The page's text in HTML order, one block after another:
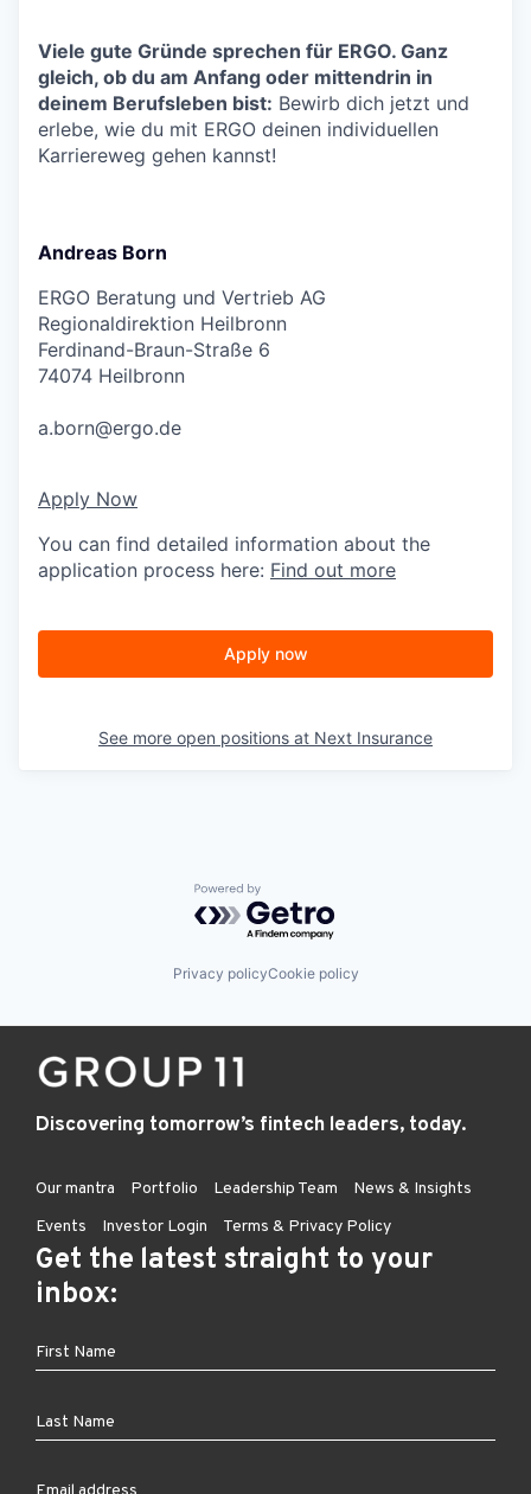
Viele gute Gründe sprechen für ERGO. Ganz
gleich, ob du am Anfang oder mittendrin in
deinem Berufsleben bist: Bewirb dich jetzt und
erlebe, wie du mit ERGO deinen individuellen
Karriereweg gehen kannst!
Andreas Born
ERGO Beratung und Vertrieb AG
Regionaldirektion Heilbronn
Ferdinand-Braun-Straße 6
74074 Heilbronn
a.born@ergo.de
Apply Now
You can find detailed information about the
application process here: Find out more
Apply now
See more open positions at Next Insurance
Powered by Getro.com
Privacy policyCookie policy
Discovering tomorrow’s fintech leaders, today.
Our mantra Portfolio Leadership Team
News & Insights
Events
Investor Login Terms & Privacy Policy
Get the latest straight to your
inbox: